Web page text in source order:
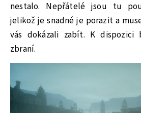
nestalo. Nepřátelé jsou tu
jelikož je snadné je porazit a
vás dokázali zabít. K
zbraní.